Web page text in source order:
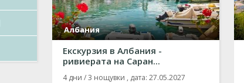
Албания
Екскурзия в Албания -
ривиерата на Саран...
4 дни / 3 нощувки , дата: 27.05.2027